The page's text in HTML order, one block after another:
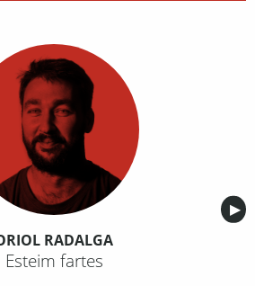
▶︎
RADALGA
Esteim fartes